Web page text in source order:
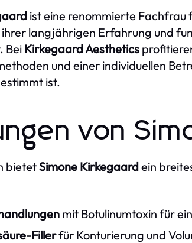
ist eine renommierte Fachfrau
langjährigen Erfahrung und
Bei Kirkegaard Aesthetics
und einer individuellen
ist.
von
bietetSimone Kirkegaardein
mit Botulinumtoxin für
Fillerfür Konturierung und